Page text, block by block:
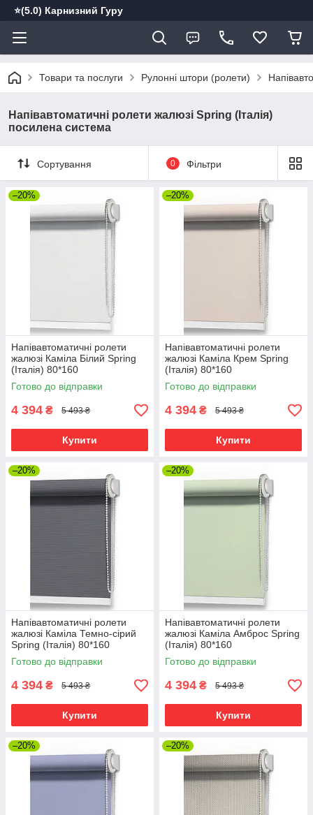
⭐️(5.0) Карнизний Гуру
Товари та послуги Рулонні штори (ролети)
Напівавтоматичні ролети жалюзі Spring (Італія)
посилена система
Сортування 0 Фільтри
–20%
Напівавтоматичні ролети
жалюзі Каміла Білий Spring
(Італія) 80*160
Готово до відправки
4 394 ₴ 5 493 ₴
Купити
–20%
Напівавтоматичні ролети
жалюзі Каміла Крем Spring
(Італія) 80*160
Готово до відправки
4 394 ₴ 5 493 ₴
Купити
–20%
Напівавтоматичні ролети
жалюзі Каміла Темно-сірий
Spring (Італія) 80*160
Готово до відправки
4 394 ₴ 5 493 ₴
Купити
–20%
Напівавтоматичні ролети
жалюзі Каміла Амброс Spring
(Італія) 80*160
Готово до відправки
4 394 ₴ 5 493 ₴
Купити
–20% –20%